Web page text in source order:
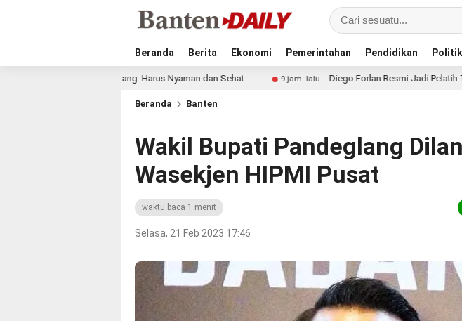
Beranda Berita Ekonomi Pemerintahan Pendidikan Politik
Tangerang: Harus Nyaman dan Sehat 9 jam lalu Diego Forlan Resmi Jadi Pelatih Timnas Uruguay,
Beranda Banten
Wakil Bupati Pandeglang
Wasekjen HIPMI Pusat
waktu baca 1 menit
Selasa, 21 Feb 2023 17:46